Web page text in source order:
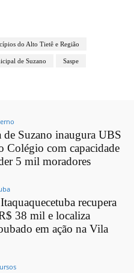
do Alto Tietê e Região
de Suzano Saspe
de Suzano inaugura UBS
Colégio com capacidade
5 mil moradores
recupera
38 mil e localiza
em ação na Vila